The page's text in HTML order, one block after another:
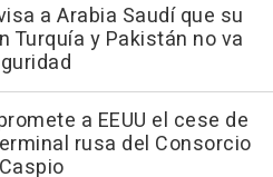
a Arabia Saudí que su
Turquía y Pakistán no va
a EEUU el cese de
rusa del Consorcio